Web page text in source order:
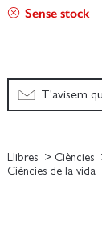
Sense stock
T'avisem
Llibres Ciències
Ciències de la vida